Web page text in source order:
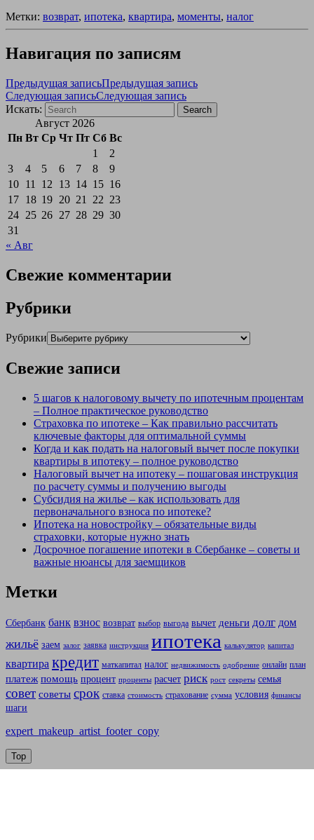
Метки: возврат, ипотека, квартира, моменты, налог
Навигация по записям
Предыдущая записьПредыдущая запись
Следующая записьСледующая запись
Искать:
Search
Август 2026
Пн Вт Ср Чт Пт Сб Вс
1
2
3
4 5 6 7 8
9
10 11 12 13 14 15 16
17 18 19 20 21 22 23
24 25 26 27 28 29 30
31
« Авг
Свежие комментарии
Рубрики
Рубрики
Свежие записи
5 шагов к налоговому вычету по ипотечным процентам
– Полное практическое руководство
Страховка по ипотеке – Как правильно рассчитать
ключевые факторы для оптимальной суммы
Когда и как подать на налоговый вычет после покупки
квартиры в ипотеку – полное руководство
Налоговый вычет на ипотеку – пошаговая инструкция
по расчету суммы и получению выгоды
Субсидия на жилье – как использовать для
первоначального взноса по ипотеке?
Ипотека на новостройку – обязательные виды
страховки, которые нужно знать
Досрочное погашение ипотеки в Сбербанке – советы и
важные нюансы для заемщиков
Метки
Сбербанк банк взнос возврат выбор выгода вычет деньги долг дом
жильё заем залог заявка инструкция ипотека калькулятор капитал
квартира кредит маткапитал налог недвижимость одобрение онлайн план
платеж помощь процент проценты расчет риск рост секреты семья
совет советы срок ставка стоимость страхование сумма условия финансы
шаги
expert_makeup_artist_footer_copy
Top